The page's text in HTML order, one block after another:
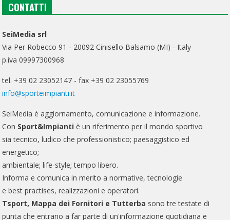
CONTATTI
SeiMedia srl
Via Per Robecco 91 - 20092 Cinisello Balsamo (MI) - Italy
p.iva 09997300968
tel. +39 02 23052147 - fax +39 02 23055769
info@sporteimpianti.it
SeiMedia è aggiornamento, comunicazione e informazione.
Con Sport&Impianti è un riferimento per il mondo sportivo
sia tecnico, ludico che professionistico; paesaggistico ed
energetico;
ambientale; life-style; tempo libero.
Informa e comunica in merito a normative, tecnologie
e best practises, realizzazioni e operatori.
Tsport, Mappa dei Fornitori e Tutterba sono tre testate di
punta che entrano a far parte di un'informazione quotidiana e